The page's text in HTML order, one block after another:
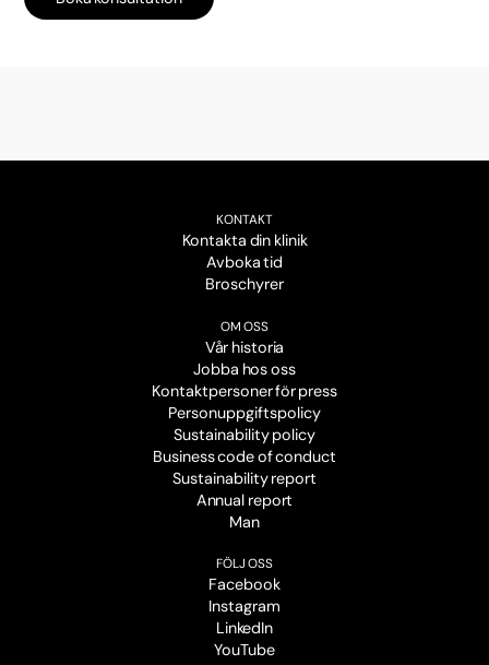
KONTAKT
Kontakta din klinik
Avboka tid
Broschyrer
OM OSS
Vår historia
Jobba hos oss
Kontaktpersoner för press
Personuppgiftspolicy
Sustainability policy
Business code of conduct
Sustainability report
Annual report
Man
FÖLJ OSS
Facebook
Instagram
LinkedIn
YouTube